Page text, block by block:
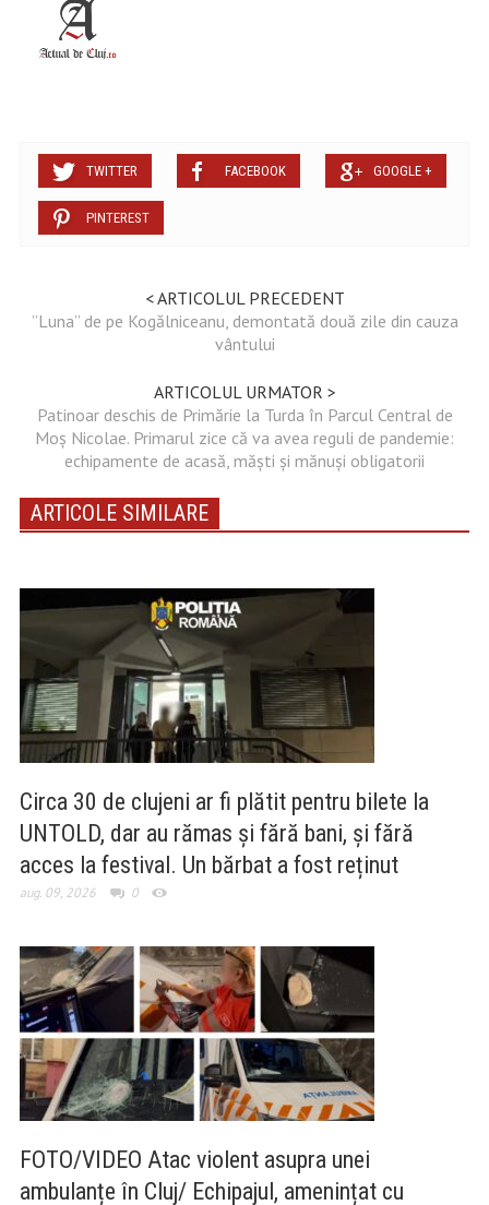
TWITTER FACEBOOK GOOGLE +
PINTEREST
< ARTICOLUL PRECEDENT
”Luna” de pe Kogălniceanu, demontată două zile din cauza
vântului
ARTICOLUL URMATOR >
Patinoar deschis de Primărie la Turda în Parcul Central de
Moș Nicolae. Primarul zice că va avea reguli de pandemie:
echipamente de acasă, măști și mănuși obligatorii
ARTICOLE SIMILARE
Circa 30 de clujeni ar fi plătit pentru bilete la
UNTOLD, dar au rămas și fără bani, și fără
acces la festival. Un bărbat a fost reținut
aug. 09, 2026 0
FOTO/VIDEO Atac violent asupra unei
ambulanțe în Cluj/ Echipajul, amenințat cu